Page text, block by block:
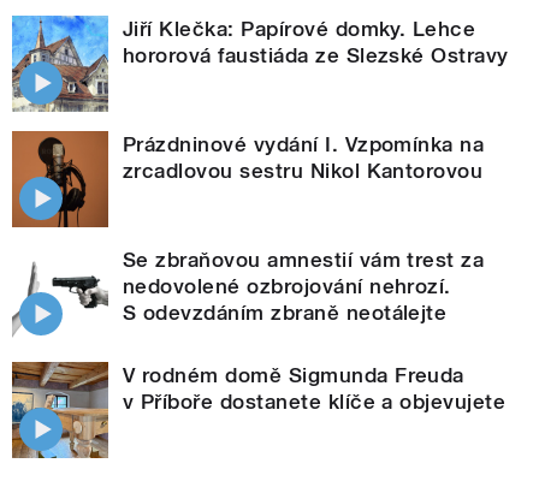
Jiří Klečka: Papírové domky. Lehce
hororová faustiáda ze Slezské Ostravy
Prázdninové vydání I. Vzpomínka na
zrcadlovou sestru Nikol Kantorovou
Se zbraňovou amnestií vám trest za
nedovolené ozbrojování nehrozí.
S odevzdáním zbraně neotálejte
V rodném domě Sigmunda Freuda
v Příboře dostanete klíče a objevujete